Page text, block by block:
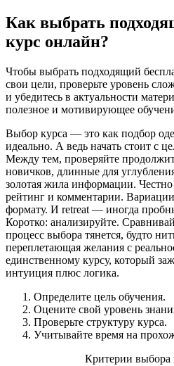
Как выбрать
курс онлайн?
Чтобы выбрать подходящий
свои цели, проверьте уровень
и убедитесь в актуальности
полезное и мотивирующее
Выбор курса — это как подбор
идеально. А ведь начать стоит с
Между тем, проверяйте
новичков, длинные для
золотая жила информации. Честно
рейтинг и комментарии.
формату. И retreat — иногда
Коротко: анализируйте.
процесс выбора тянется, будто
переплетающая желания с
единственному курсу, который
интуиция плюс логика.
Определите цель обучения.
Оцените свой уровень
Проверьте структуру курса.
Учитывайте время на
Критерии выбора